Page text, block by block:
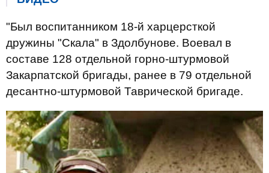
"Был воспитанником 18-й харцерсткой
дружины "Скала" в Здолбунове. Воевал в
составе 128 отдельной горно-штурмовой
Закарпатской бригады, ранее в 79 отдельной
десантно-штурмовой Таврической бригаде.